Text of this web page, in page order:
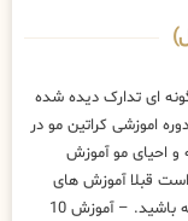
ای تدارک دیده شده
اموزشی کراتین مو در
و احیای مو آموزش
قبلا آموزش های
مربوط به سطح تخصصی و توکن را پشت سر گذاشته باشید. – آموزش 10